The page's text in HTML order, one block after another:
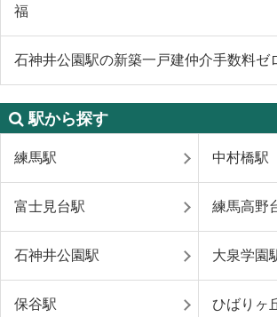
福
石神井公園駅の新築一戸建仲介手数料ゼ
駅から探す
練馬駅 中村橋駅
富士見台駅 練馬高野
石神井公園駅 大泉学園
保谷駅 ひばりヶ